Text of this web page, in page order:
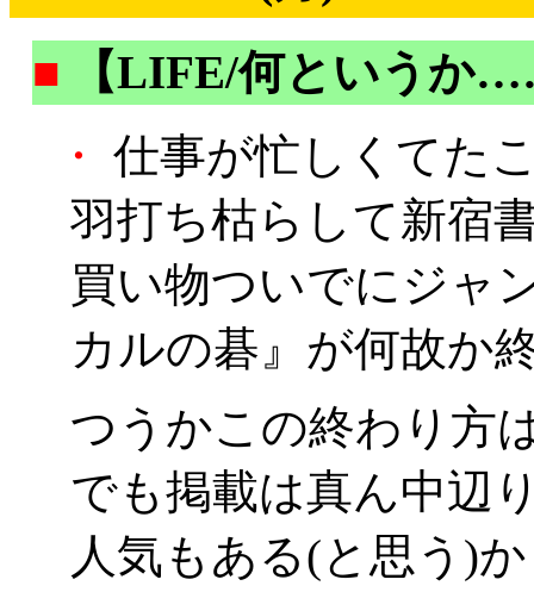
■
【LIFE/何というか
・
仕事が忙しくてた
羽打ち枯らして新宿
買い物ついでにジャ
カルの碁』が何故か
つうかこの終わり方
でも掲載は真ん中辺
人気もある(と思う)